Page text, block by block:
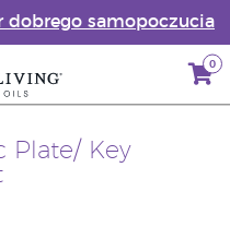
dobrego samopoczucia
0
Plate/ Key